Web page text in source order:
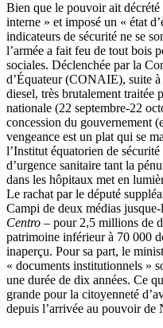
Bien que le pouvoir ait décrété
interne » et imposé un « état
indicateurs de sécurité ne se
l’armée a fait feu de tout bois
sociales. Déclenchée par la
d’Équateur (CONAIE), suite
diesel, très brutalement traitée
nationale (22 septembre-22
concession du gouvernement
vengeance est un plat qui se
l’Institut équatorien de
d’urgence sanitaire tant la
dans les hôpitaux met en
Le rachat par le député
Campi de deux médias
Centro – pour 2,5 millions de
patrimoine inférieur à 70 000
inaperçu. Pour sa part, le
« documents institutionnels »
une durée de dix années. Ce
grande pour la citoyenneté
depuis l’arrivée au pouvoir de